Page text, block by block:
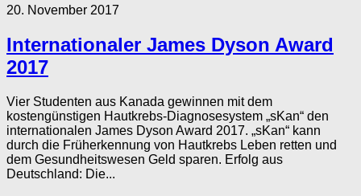
20. November 2017
Internationaler James Dyson Award
2017
Vier Studenten aus Kanada gewinnen mit dem
kostengünstigen Hautkrebs-Diagnosesystem „sKan“ den
internationalen James Dyson Award 2017. „sKan“ kann
durch die Früherkennung von Hautkrebs Leben retten und
dem Gesundheitswesen Geld sparen. Erfolg aus
Deutschland: Die...